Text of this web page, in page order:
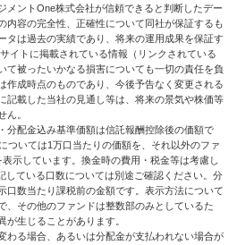
メントOne株式会社が信頼できると判断したデー
内容の完全性、正確性について同社が保証するも
タは過去の実績であり、将来の運用成果を保証す
イトに掲載されている情報（リンクされている
て被ったいかなる損害についても一切の責任を負
作成時点のものであり、今後予告なく変更される
記載した当社の見通し等は、将来の景気や株価等
ん。
分配金込み基準価額は信託報酬控除後の価額で
ついては1万口当たりの価額を、それ以外のファ
示しています。換金時の費用・税金等は考慮し
している口数については別途ご確認ください。分
口数当たり課税前の金額です。表示方法について
、その他のファンドは整数部のみとしているた
生じることがあります。
わる場合、あるいは分配金が支払われない場合が